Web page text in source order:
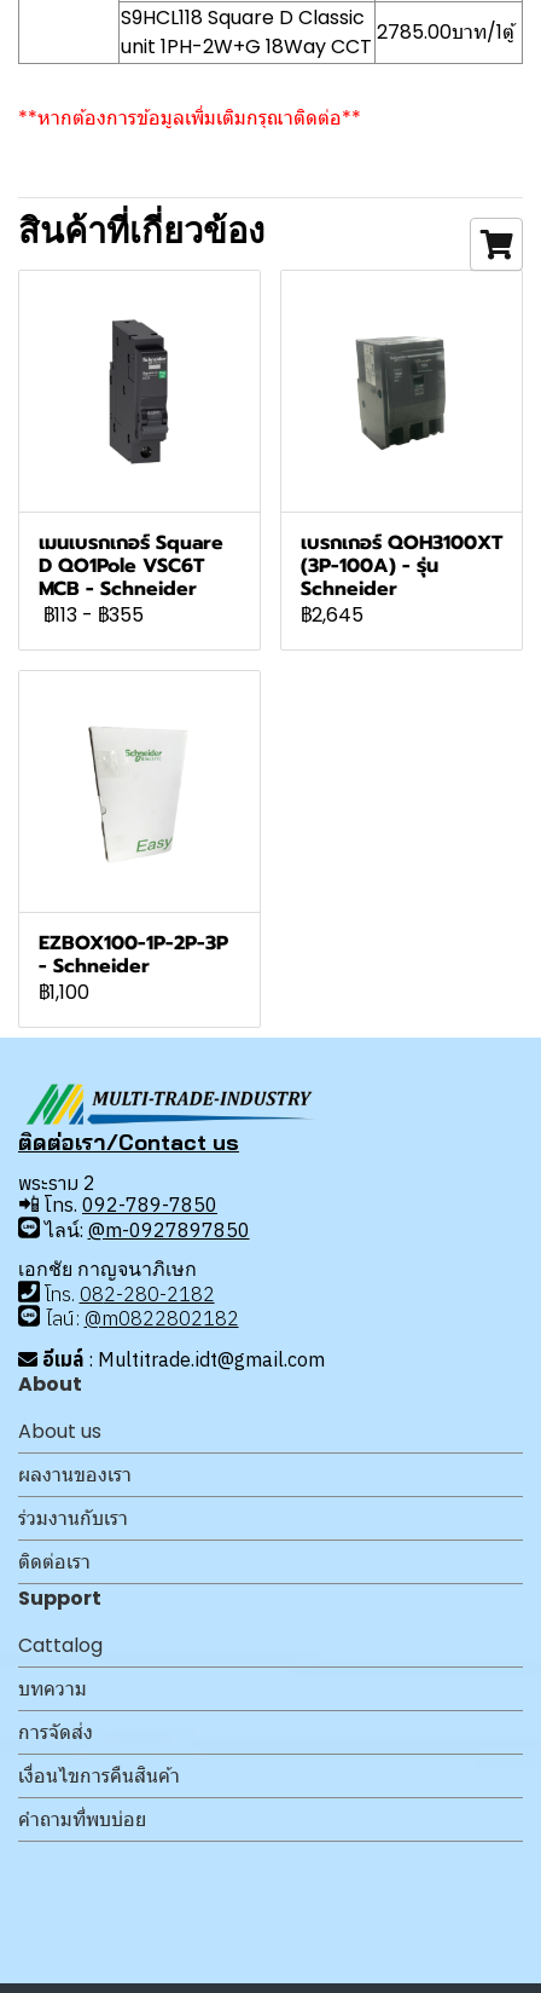
S9HCL118 Square D Classic
unit 1PH-2W+G 18Way CCT
2785.00บาท/1ตู้
**หากต้องการข้อมูลเพิ่มเติมกรุณาติดต่อ**
สินค้าที่เกี่ยวข้อง
เมนเบรกเกอร์ Square
D QO1Pole VSC6T
MCB - Schneider
฿113 - ฿355
เบรกเกอร์ QOH3100XT
(3P-100A) - รุ่น
Schneider
฿2,645
EZBOX100-1P-2P-3P
- Schneider
฿1,100
ติดต่อเรา/Contact us
พระราม 2
📲 โทร. 092-789-7850
ไลน์: @m-0927897850
เอกชัย กาญจนาภิเษก
โทร. 082-280-2182
ไลน์: @m0822802182
อีเมล์ : Multitrade.idt@gmail.com
About
About us
ผลงานของเรา
ร่วมงานกับเรา
ติดต่อเรา
Support
Cattalog
บทความ
การจัดส่ง
เงื่อนไขการคืนสินค้า
คำถามที่พบบ่อย